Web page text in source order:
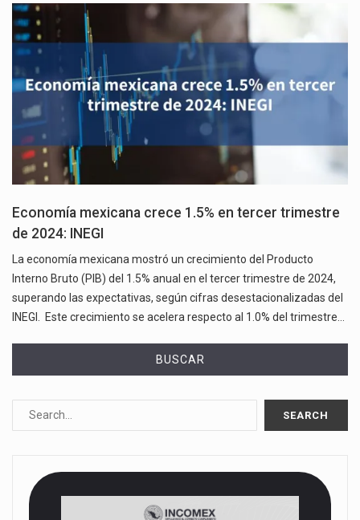
Economía mexicana crece 1.5% en tercer trimestre
de 2024: INEGI
La economía mexicana mostró un crecimiento del Producto
Interno Bruto (PIB) del 1.5% anual en el tercer trimestre de 2024,
superando las expectativas, según cifras desestacionalizadas del
INEGI. Este crecimiento se acelera respecto al 1.0% del trimestre…
BUSCAR